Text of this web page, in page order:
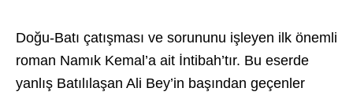
Doğu-Batı çatışması ve sorununu işleyen ilk önemli
roman Namık Kemal’a ait İntibah’tır. Bu eserde
yanlış Batılılaşan Ali Bey’in başından geçenler